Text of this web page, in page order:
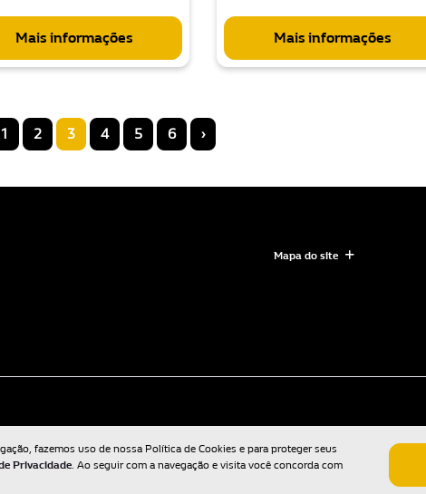
Mais informações Mais informações
1 2 3 4 5 6 ›
Mapa do site
fazemos uso de nossa Política de Cookies e para proteger seus
Privacidade. Ao seguir com a navegação e visita você concorda com